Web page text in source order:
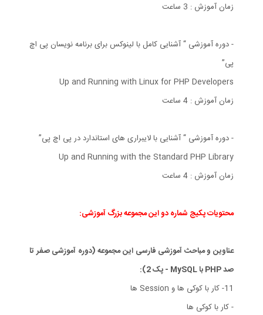
زمان آموزش : 3 ساعت
- دوره آموزشی “ آشنایی کامل با لینوکس برای برنامه نویسان پی اچ
پی”
Up and Running with Linux for PHP Developers
زمان آموزش : 4 ساعت
- دوره آموزشی “ آشنایی با لایبراری های استاندارد در پی اچ پی”
Up and Running with the Standard PHP Library
زمان آموزش : 4 ساعت
محتویات پکیج شماره دو این مجموعه بزرگ آموزشی:
عناوین و مباحث آموزشی فارسی این مجموعه (دوره آموزشی صفر تا
صد PHP با MySQL - پک 2):
11- کار با کوکی ها و Session ها
- کار با کوکی ها